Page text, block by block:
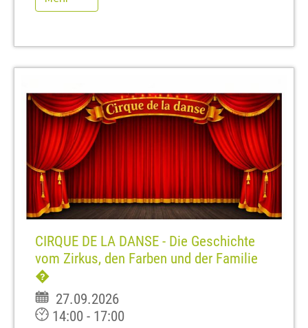
CIRQUE DE LA DANSE - Die Geschichte
vom Zirkus, den Farben und der Familie
�
27.09.2026
14:00 - 17:00